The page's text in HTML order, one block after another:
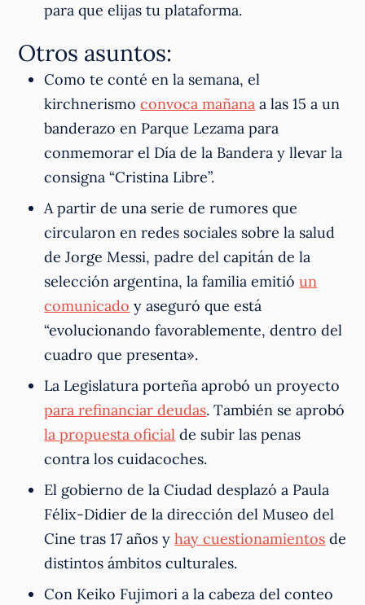
para que elijas tu plataforma.
Otros asuntos:
Como te conté en la semana, el
kirchnerismoconvoca mañana a las 15 a un
banderazo en Parque Lezama para
conmemorar el Día de la Bandera y llevar la
consigna “Cristina Libre”.
A partir de una serie de rumores que
circularon en redes sociales sobre la salud
de Jorge Messi, padre del capitán de la
selección argentina, la familia emitióun
comunicado y aseguró que está
“evolucionando favorablemente, dentro del
cuadro que presenta».
La Legislatura porteña aprobó un proyecto
para refinanciar deudas. También se aprobó
la propuesta oficial de subir las penas
contra los cuidacoches.
El gobierno de la Ciudad desplazó a Paula
Félix-Didier de la dirección del Museo del
Cine tras 17 años yhay cuestionamientos de
distintos ámbitos culturales.
Con Keiko Fujimori a la cabeza del conteo